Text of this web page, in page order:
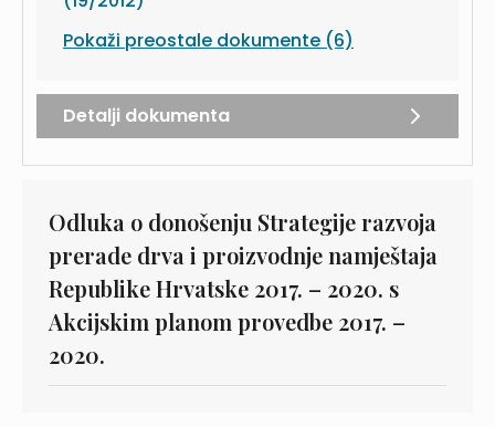
Pokaži preostale dokumente (6)
Detalji dokumenta
Odluka o donošenju Strategije razvoja
prerade drva i proizvodnje namještaja
Republike Hrvatske 2017. – 2020. s
Akcijskim planom provedbe 2017. –
2020.